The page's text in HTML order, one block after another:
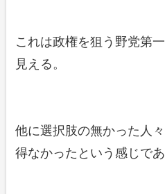
これは政権を狙う野党第
見える。
他に選択肢の無かった人
得なかったという感じであ